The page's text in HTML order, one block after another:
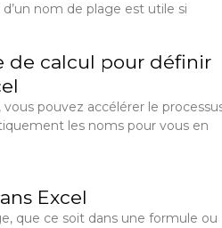
nom de plage est utile si
de calcul pour définir
pouvez accélérer le
les noms pour vous en
Excel
que ce soit dans une formule ou